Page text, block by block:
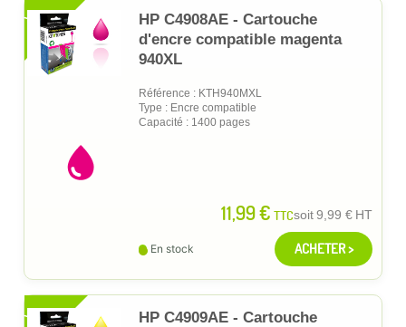
XL
HP C4908AE - Cartouche
d'encre compatible magenta
940XL
Référence : KTH940MXL
Type : Encre compatible
Capacité : 1400 pages
11,99 € TTCsoit9,99 € HT
En stock ACHETER >
XL
HP C4909AE - Cartouche